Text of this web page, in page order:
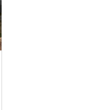
Nova Mutum - Mt, Bairro